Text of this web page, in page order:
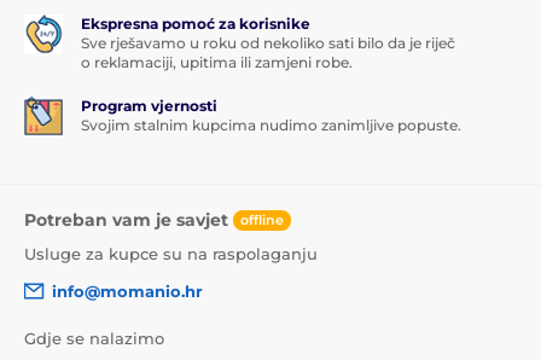
Ekspresna pomoć za korisnike
Sve rješavamo u roku od nekoliko sati bilo da je riječ
o reklamaciji, upitima ili zamjeni robe.
Program vjernosti
Svojim stalnim kupcima nudimo zanimljive popuste.
Potreban vam je savjet offline
Usluge za kupce su na raspolaganju
info@momanio.hr
Gdje se nalazimo